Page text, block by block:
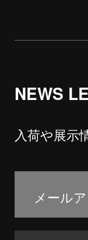
NEWS
入荷や展示